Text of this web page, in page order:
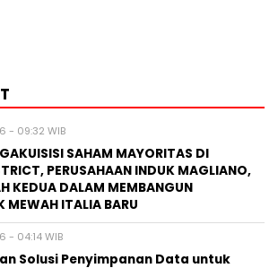
- 09:32 WIB
SAHAM MAYORITAS DI
PERUSAHAAN INDUK MAGLIANO,
KEDUA DALAM MEMBANGUN
MEWAH ITALIA BARU
- 04:14 WIB
Solusi Penyimpanan Data untuk